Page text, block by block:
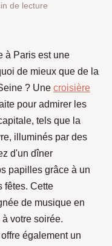
de lecture
à Paris est une
de mieux que de la
? Une croisière
pour admirer les
tels que la
illuminés par des
d'un dîner
papilles grâce à un
fêtes. Cette
de musique en
votre soirée.
également un